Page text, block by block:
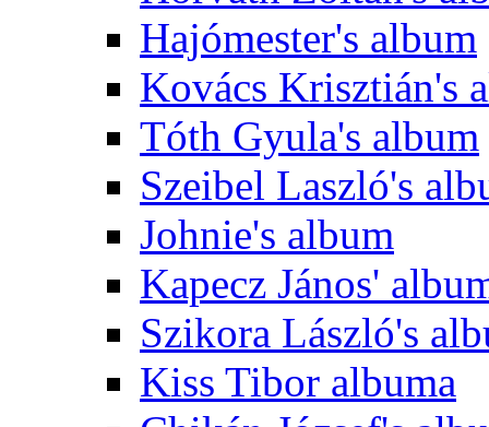
Hajómester's album
Kovács Krisztián's
Tóth Gyula's album
Szeibel Laszló's
Johnie's album
Kapecz János'
Szikora László's
Kiss Tibor albuma